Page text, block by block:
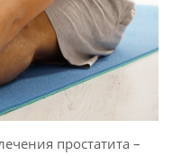
простатита –